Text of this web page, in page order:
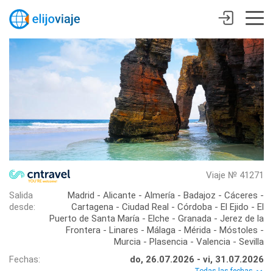
Viaje № 41271
Salida
desde:
Madrid - Alicante - Almería - Badajoz - Cáceres -
Cartagena - Ciudad Real - Córdoba - El Ejido - El
Puerto de Santa María - Elche - Granada - Jerez de la
Frontera - Linares - Málaga - Mérida - Móstoles -
Murcia - Plasencia - Valencia - Sevilla
Fechas:
do, 26.07.2026 - vi, 31.07.2026